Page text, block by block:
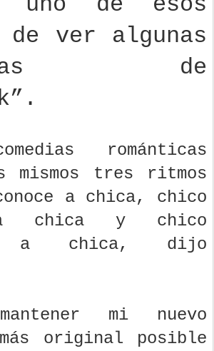
de ver algunas
de
románticas
mismos tres ritmos
a chica, chico
chica y chico
a chica, dijo
mi nuevo
original posible